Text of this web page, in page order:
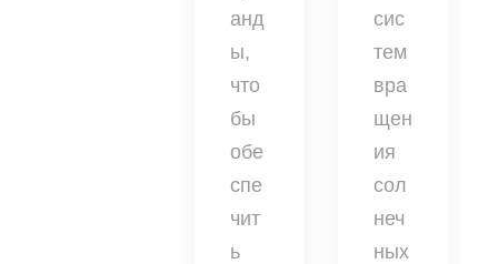
анд
ы,
что
бы
обе
спе
чит
ь
сис
тем
вра
щен
ия
сол
неч
ных